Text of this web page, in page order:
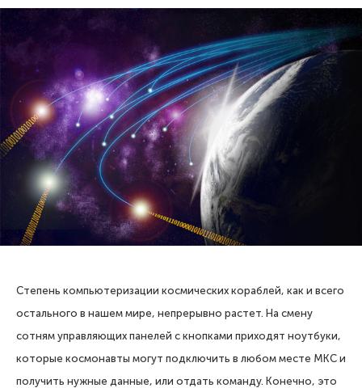
Степень компьютеризации космических кораблей, как и всего
остального в нашем мире, непрерывно растет. На смену
сотням управляющих панелей с кнопками приходят ноутбуки,
которые космонавты могут подключить в любом месте МКС и
получить нужные данные, или отдать команду. Конечно, это